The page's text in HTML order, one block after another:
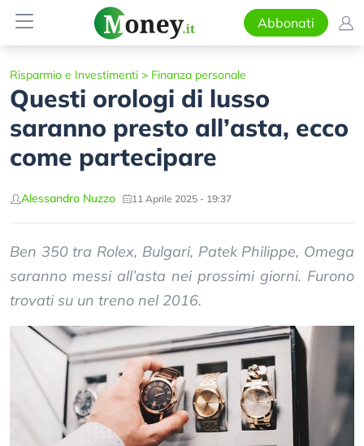
Abbonati
Risparmio e Investimenti > Finanza personale
Questi orologi di lusso
saranno presto all’asta, ecco
come partecipare
Alessandro Nuzzo 11 Aprile 2025 - 19:37
Ben 350 tra Rolex, Bulgari, Patek Philippe, Omega
saranno messi all’asta nei prossimi giorni. Furono
trovati su un treno nel 2016.